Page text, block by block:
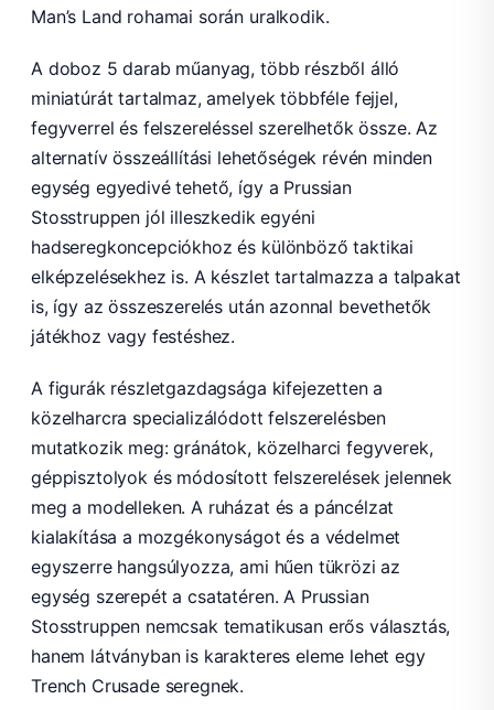
Man’s Land rohamai során uralkodik.
A doboz 5 darab műanyag, több részből álló
miniatúrát tartalmaz, amelyek többféle fejjel,
fegyverrel és felszereléssel szerelhetők össze. Az
alternatív összeállítási lehetőségek révén minden
egység egyedivé tehető, így a Prussian
Stosstruppen jól illeszkedik egyéni
hadseregkoncepciókhoz és különböző taktikai
elképzelésekhez is. A készlet tartalmazza a talpakat
is, így az összeszerelés után azonnal bevethetők
játékhoz vagy festéshez.
A figurák részletgazdagsága kifejezetten a
közelharcra specializálódott felszerelésben
mutatkozik meg: gránátok, közelharci fegyverek,
géppisztolyok és módosított felszerelések jelennek
meg a modelleken. A ruházat és a páncélzat
kialakítása a mozgékonyságot és a védelmet
egyszerre hangsúlyozza, ami hűen tükrözi az
egység szerepét a csatatéren. A Prussian
Stosstruppen nemcsak tematikusan erős választás,
hanem látványban is karakteres eleme lehet egy
Trench Crusade seregnek.